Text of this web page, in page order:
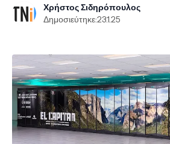
Χρήστος Σιδηρόπουλος
Δημοσιεύτηκε:23.1.25